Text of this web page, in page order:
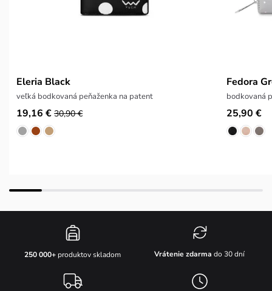
Eleria Black
veľká bodkovaná peňaženka na patent
19,16 € 30,90 €
Fedora
bodkovaná
25,90 €
250 000+ produktov skladom Vrátenie zdarma do 30 dní